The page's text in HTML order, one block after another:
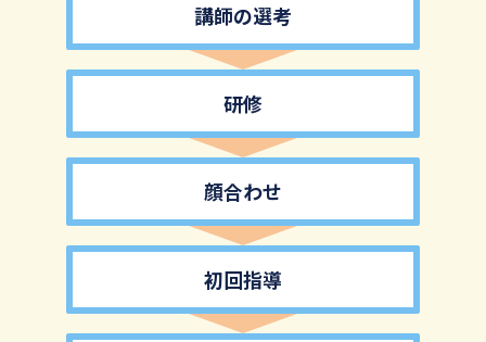
講師の選考
研修
顔合わせ
初回指導